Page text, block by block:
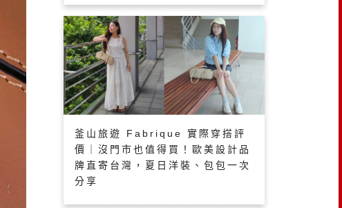
釜山旅遊 Fabrique 實際穿搭評
價｜沒門市也值得買！歐美設計品
牌直寄台灣，夏日洋裝、包包一次
分享